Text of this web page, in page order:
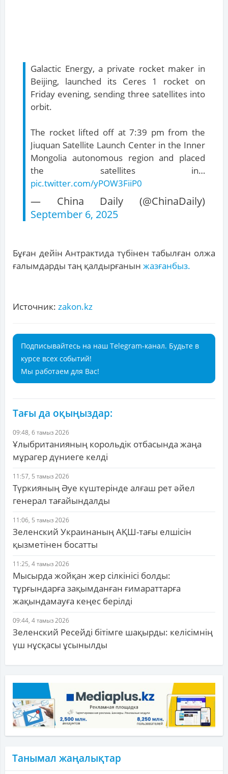
Galactic Energy, a private rocket maker in
Beijing, launched its Ceres 1 rocket on
Friday evening, sending three satellites into
orbit.
The rocket lifted off at 7:39 pm from the
Jiuquan Satellite Launch Center in the Inner
Mongolia autonomous region and placed
the satellites in…
pic.twitter.com/yPOW3FiiP0
— China Daily (@ChinaDaily)
September 6, 2025
Бұған дейін Антрактида түбінен табылған олжа
ғалымдарды таң қалдырғанын жазғанбыз.
Источник: zakon.kz
Подписывайтесь на наш Telegram-канал. Будьте в
курсе всех событий!
Мы работаем для Вас!
Тағы да оқыңыздар:
09:48, 6 тамыз 2026
Ұлыбританияның корольдік отбасында жаңа
мұрагер дүниеге келді
11:57, 5 тамыз 2026
Түркияның Әуе күштерінде алғаш рет әйел
генерал тағайындалды
11:06, 5 тамыз 2026
Зеленский Украинаның АҚШ-тағы елшісін
қызметінен босатты
11:25, 4 тамыз 2026
Мысырда жойқан жер сілкінісі болды:
тұрғындарға зақымданған ғимараттарға
жақындамауға кеңес берілді
09:44, 4 тамыз 2026
Зеленский Ресейді бітімге шақырды: келісімнің
үш нұсқасы ұсынылды
Танымал жаңалықтар